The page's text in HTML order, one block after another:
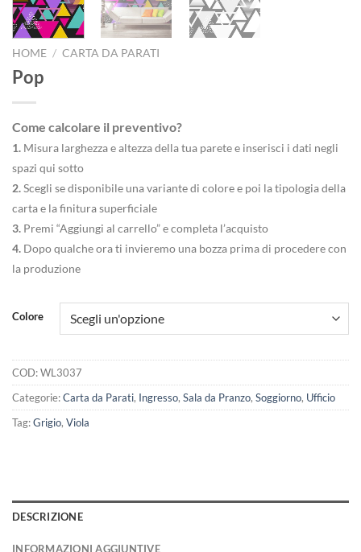
HOME / CARTA DA PARATI
Pop
Come calcolare il preventivo?
1. Misura larghezza e altezza della tua parete e inserisci i dati negli
spazi qui sotto
2.Scegli se disponibile una variante di colore e poi la tipologia della
carta e la finitura superficiale
3. Premi “Aggiungi al carrello” e completa l’acquisto
4. Dopo qualche ora ti invieremo una bozza prima di procedere con
la produzione
Colore
COD:WL3037
Categorie:Carta da Parati, Ingresso, Sala da Pranzo, Soggiorno, Ufficio
Tag:Grigio, Viola
DESCRIZIONE
INFORMAZIONI AGGIUNTIVE